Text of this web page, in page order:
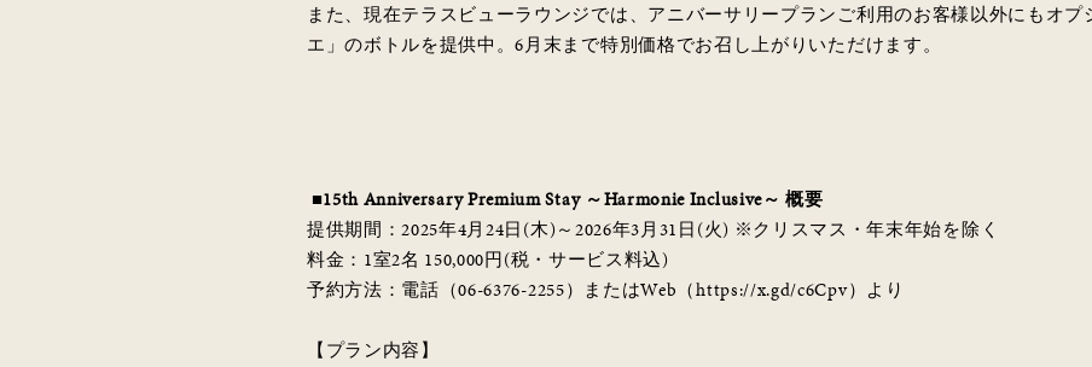
また、現在テラスビューラウンジでは、アニバーサリープランご利用のお客様以外にもオプ
エ」のボトルを提供中。6月末まで特別価格でお召し上がりいただけます。
■15th Anniversary Premium Stay ～Harmonie Inclusive～ 概要
提供期間：2025年4月24日(木)～2026年3月31日(火) ※クリスマス・年末年始を除く
料金：1室2名 150,000円(税・サービス料込)
予約方法：電話（06-6376-2255）またはWeb（https://x.gd/c6Cpv）より
【プラン内容】